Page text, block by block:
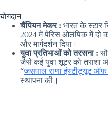
योगदान
चैंपियन मेकर : भारत के स्टार
2024 में पेरिस ओलंपिक में दो
और मार्गदर्शन दिया।
युवा प्रतिभाओं को तरसना :
जैसे कई युवा शूटर को तराशा
“जसपाल राणा इंस्टीट्यूट
स्थापना की।